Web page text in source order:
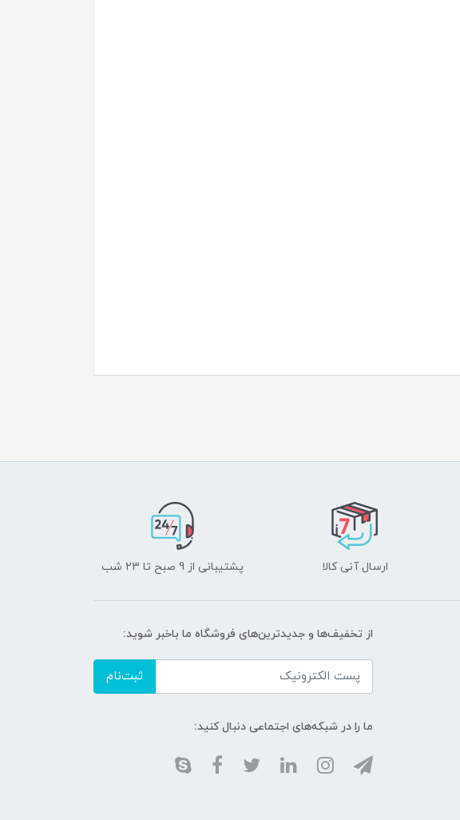
ارسال آنی کالا پشتیبانی از 9 صبح تا 23 شب
از تخفیف‌ها و جدیدترین‌های فروشگاه ما باخبر شوید:
ثبت‌نام
ما را در شبکه‌های اجتماعی دنبال کنید: